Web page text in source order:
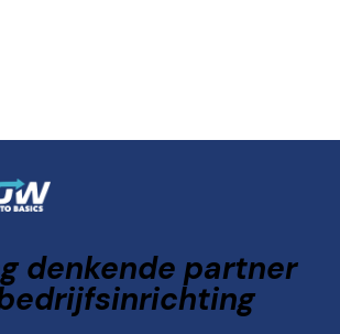
denkende partner